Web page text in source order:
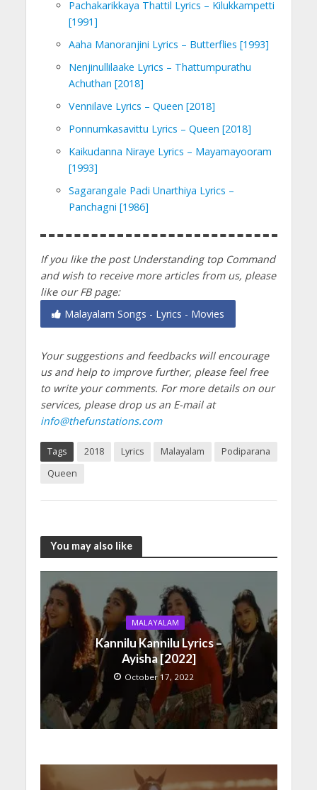
Pachakarikkaya Thattil Lyrics – Kilukkampetti
[1991]
Aaha Manoranjini Lyrics – Butterflies [1993]
Nenjinullilaake Lyrics – Thattumpurathu
Achuthan [2018]
Vennilave Lyrics – Queen [2018]
Ponnumkasavittu Lyrics – Queen [2018]
Kaikudanna Niraye Lyrics – Mayamayooram
[1993]
Sagarangale Padi Unarthiya Lyrics –
Panchagni [1986]
If you like the post Understanding top Command
and wish to receive more articles from us, please
like our FB page:
Malayalam Songs - Lyrics - Movies
Your suggestions and feedbacks will encourage
us and help to improve further, please feel free
to write your comments. For more details on our
services, please drop us an E-mail at
info@thefunstations.com
Tags 2018 Lyrics Malayalam
Podiparana
Queen
You may also like
MALAYALAM
Kannilu Kannilu Lyrics –
Ayisha [2022]
October 17, 2022